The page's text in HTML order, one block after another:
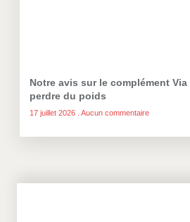
Notre avis sur le complément
perdre du poids
17 juillet 2026 Aucun commentaire